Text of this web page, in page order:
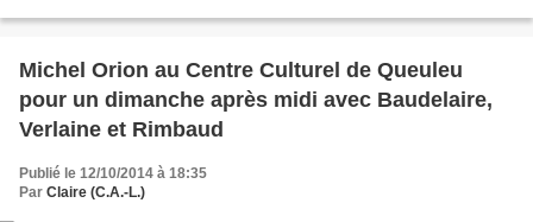
Michel Orion au Centre Culturel de Queuleu
pour un dimanche après midi avec Baudelaire,
Verlaine et Rimbaud
Publié le 12/10/2014 à 18:35
Par Claire (C.A.-L.)